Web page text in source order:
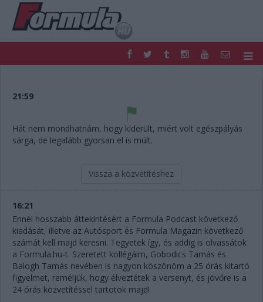
FORMULA
RETRO
EGYÉB
PODCAST
SHOP
21:59
Hát nem mondhatnám, hogy kiderült, miért volt egészpályás
sárga, de legalább gyorsan el is múlt.
Vissza a közvetítéshez
16:21
Ennél hosszabb áttekintésért a Formula Podcast következő
kiadását, illetve az Autósport és Formula Magazin következő
számát kell majd keresni. Tegyetek így, és addig is olvassátok
a Formula.hu-t. Szeretett kollégáim, Gobodics Tamás és
Balogh Tamás nevében is nagyon köszönöm a 25 órás kitartó
figyelmet, reméljük, hogy élveztétek a versenyt, és jövőre is a
24 órás közvetítéssel tartotok majd!